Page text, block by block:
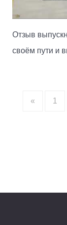
Отзыв
своём пути и
« 1